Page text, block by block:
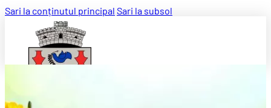
Sari la conținutul principal Sari la subsol